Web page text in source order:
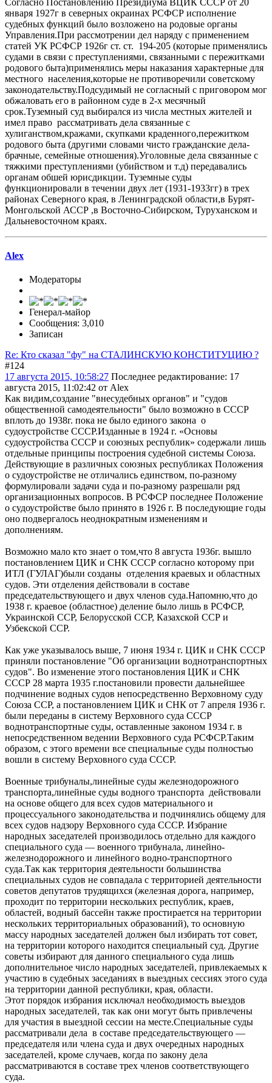
января 1927г в северных окраинах РСФСР исполнение
судебных функций было возложено на родовые органы
Управления.При рассмотрении дел наряду с применением
статей УК РСФСР 1926г ст. ст. 194-205 (которые применялись
судами в связи с преступлениями, связанными с пережитками
родового быта)применялись меры наказания характерные для
местного населения,которые не противоречили советскому
законодательству.Подсудимый не согласный с приговором мог
обжаловать его в районном суде в 2-х месячный
срок.Туземный суд выбирался из числа местных жителей и
имел право рассматривать дела связанные с
хулиганством,кражами, скупками краденного,пережитком
родового быта (другими словами чисто гражданские дела-
брачные, семейные отношения).Уголовные дела связанные с
тяжкими преступлениями (убийством и т.д) передавались
органам обшей юрисдикции. Туземные суды
функционировали в течении двух лет (1931-1933гг) в трех
районах Северного края, в Ленинградской области,в Бурят-
Монгольской АССР ,в Восточно-Сибирском, Туруханском и
Дальневосточном краях.
Alex
Модераторы
Генерал-майор
Сообщения: 3,010
Записан
Re: Кто сказал "фу" на СТАЛИНСКУЮ КОНСТИТУЦИЮ ?
#124
17 августа 2015, 10:58:27 Последнее редактирование: 17
августа 2015, 11:02:42 от Alex
Как видим,создание "внесудебных органов" и "судов
общественной самодеятельности" было возможно в СССР
вплоть до 1938г. пока не было единого закона о
судоустройстве СССР.Изданные в 1924 г. «Основы
судоустройства СССР и союзных республик» содержали лишь
отдельные принципы построения судебной системы Союза.
Действующие в различных союзных республиках Положения
о судоустройстве не отличались единством, по-разному
формулировали задачи суда и по-разному разрешали ряд
организационных вопросов. В РСФСР последнее Положение
о судоустройстве было принято в 1926 г. В последующие годы
оно подвергалось неоднократным изменениям и
дополнениям.
Возможно мало кто знает о том,что 8 августа 1936г. вышло
постановлением ЦИК и СНК СССР согласно которому при
ИТЛ (ГУЛАГ)были созданы отделения краевых и областных
судов. Эти отделения действовали в составе
председательствующего и двух членов суда.Напомню,что до
1938 г. краевое (областное) деление было лишь в РСФСР,
Украинской ССР, Белорусской ССР, Казахской ССР и
Узбекской ССР.
Как уже указывалось выше, 7 июня 1934 г. ЦИК и СНК СССР
приняли постановление "Об организации воднотранспортных
судов". Во изменение этого постановления ЦИК и СНК
СССР 28 марта 1935 г.постановили провести дальнейшее
подчинение водных судов непосредственно Верховному суду
Союза ССР, а постановлением ЦИК и СНК от 7 апреля 1936 г.
были переданы в систему Верховного суда СССР
воднотранспортные суды, оставленные законом 1934 г. в
непосредственном ведении Верховного суда РСФСР.Таким
образом, с этого времени все специальные суды полностью
вошли в систему Верховного суда СССР.
Военные трибуналы,линейные суды железнодорожного
транспорта,линейные суды водного транспорта действовали
на основе общего для всех судов материального и
процессуального законодательства и подчинялись общему для
всех судов надзору Верховного суда СССР. Избрание
народных заседателей производилось отдельно для каждого
специального суда — военного трибунала, линейно-
железнодорожного и линейного водно-­транспортного
суда.Так как территория деятельности большинства
специальных судов не совпадала с территорией деятельности
советов депутатов трудящихся (железная дорога, например,
проходит по территории нескольких республик, краев,
областей, водный бассейн также простирается на территории
нескольких территориальных образований), то основную
массу народных заседателей должен был избирать тот совет,
на территории которого находится спе­циальный суд. Другие
советы избирают для данного специального суда лишь
дополнительное число народных заседателей, привлекаемых к
участию в судебных засе­даниях в выездных сессиях этого суда
на территории данной республики, края, области.
Этот порядок избрания исключал необходимость выездов
народных заседателей, так как они могут быть привлечены
для участия в выездной сессии на месте.Специальные суды
рассматривали дела в составе председательствующего —
председателя или члена суда и двух очередных народных
заседателей, кроме случаев, когда по закону дела
рассматриваются в составе трех членов соответствующего
суда.